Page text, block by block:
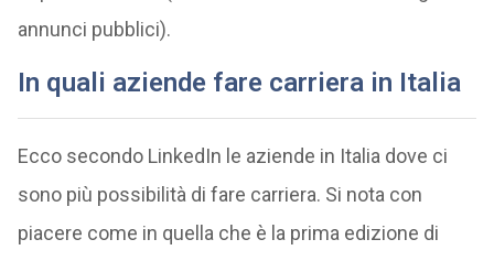
annunci pubblici).
In quali aziende fare carriera in Italia
Ecco secondo LinkedIn le aziende in Italia dove ci
sono più possibilità di fare carriera. Si nota con
piacere come in quella che è la prima edizione di